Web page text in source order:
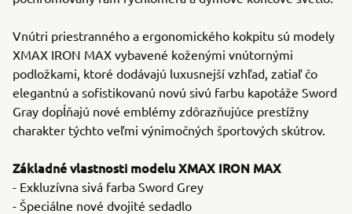
Vnútri priestranného a ergonomického kokpitu sú modely
XMAX IRON MAX vybavené koženými vnútornými
podložkami, ktoré dodávajú luxusnejší vzhľad, zatiaľ čo
elegantnú a sofistikovanú novú sivú farbu kapotáže Sword
Gray dopĺňajú nové emblémy zdôrazňujúce prestížny
charakter týchto veľmi výnimočných športových skútrov.
Základné vlastnosti modelu XMAX IRON MAX
- Exkluzívna sivá farba Sword Grey
- Špeciálne nové dvojité sedadlo